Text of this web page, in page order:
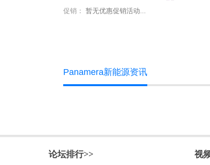
促销：
暂无优惠促销活动...
Panamera新能源资讯
论坛排行>> 视